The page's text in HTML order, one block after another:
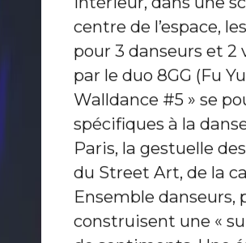
intérieur, dans une
centre de l’espace,
pour 3 danseurs et 2
par le duo 8GG (Fu
Walldance #5 » se
spécifiques à la
Paris, la gestuelle
du Street Art, de la
Ensemble danseurs,
construisent une «